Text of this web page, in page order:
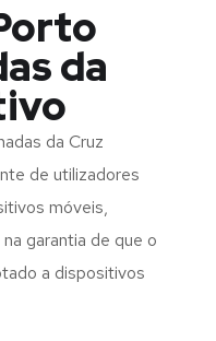
da
da Cruz
de utilizadores
móveis,
garantia de que o
a dispositivos